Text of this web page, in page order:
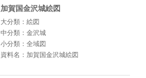
加賀国金沢城絵図
大分類：絵図
中分類：金沢城
小分類：全域図
資料名：加賀国金沢城絵図